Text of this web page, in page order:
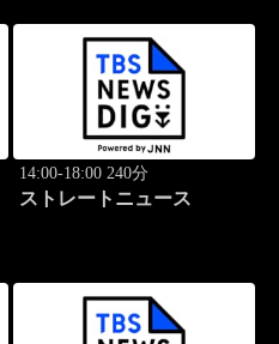
14:00-18:00 240分
ストレートニュース